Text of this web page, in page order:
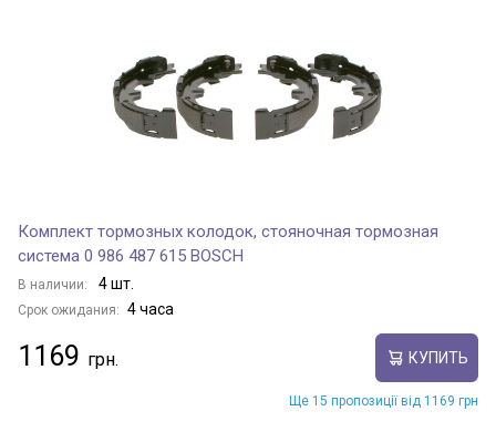
Комплект тормозных колодок, стояночная тормозная
система 0 986 487 615 BOSCH
В наличии: 4 шт.
Срок ожидания: 4 часа
1169 КУПИТЬ
Ще 15 пропозиції від 1169 грн